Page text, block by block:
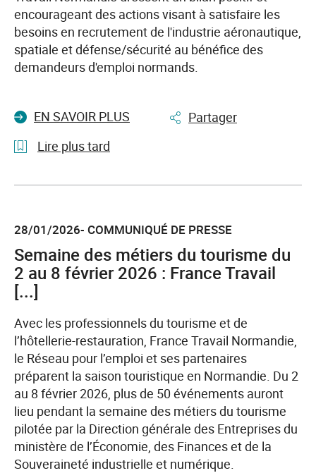
en
Normandie
du
9
mars
encourageant des actions visant à satisfaire les
besoins en recrutement de l'industrie aéronautique,
spatiale et défense/sécurité au bénéfice des
demandeurs d'emploi normands.
EN SAVOIR PLUS
Partager
Lire plus tard
l'article
France
Travail
d’une
collaboration
réussie
pour
l’emploi
dans
les
bassins
normands
28/01/2026- COMMUNIQUÉ DE PRESSE
Semaine des métiers du tourisme du
2 au 8 février 2026 : France Travail
[...]
Avec les professionnels du tourisme et de
l’hôtellerie-restauration, France Travail Normandie,
le Réseau pour l’emploi et ses partenaires
préparent la saison touristique en Normandie. Du 2
au 8 février 2026, plus de 50 événements auront
lieu pendant la semaine des métiers du tourisme
pilotée par la Direction générale des Entreprises du
ministère de l’Économie, des Finances et de la
Souveraineté industrielle et numérique.